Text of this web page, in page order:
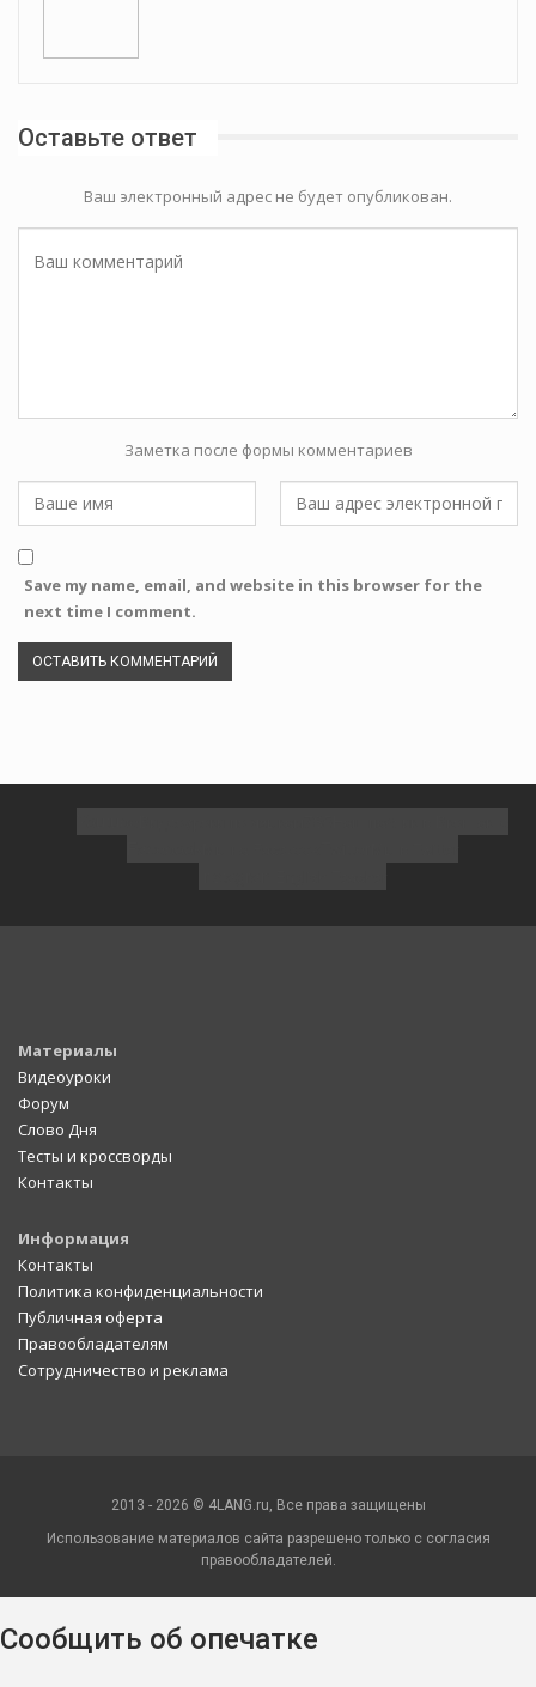
Оставьте ответ
Ваш электронный адрес не будет опубликован.
Заметка после формы комментариев
Save my name, email, and website in this browser for the
next time I comment.
Материалы
Видеоуроки
Форум
Слово Дня
Тесты и кроссворды
Контакты
Информация
Контакты
Политика конфиденциальности
Публичная оферта
Правообладателям
Сотрудничество и реклама
2013 - 2026 © 4LANG.ru, Все права защищены
Использование материалов сайта разрешено только с согласия
правообладателей.
Сообщить об опечатке